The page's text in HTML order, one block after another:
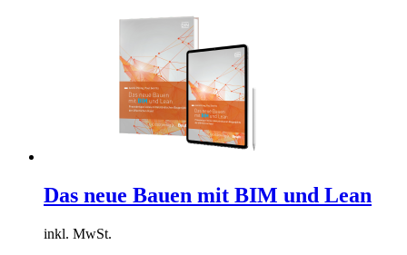
Das neue Bauen mit BIM und Lean
inkl. MwSt.